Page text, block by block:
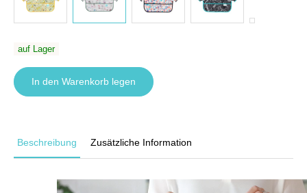
auf Lager
In den Warenkorb legen
Beschreibung Zusätzliche Information